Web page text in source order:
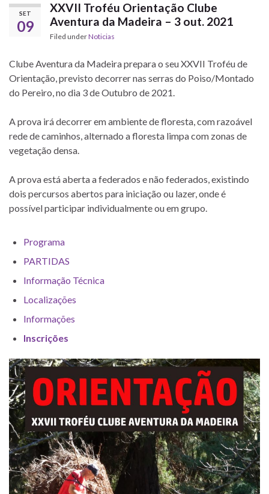
SET
09
XXVII Troféu Orientação Clube
Aventura da Madeira – 3 out. 2021
Filed underNoticias
Clube Aventura da Madeira prepara o seu XXVII Troféu de
Orientação, previsto decorrer nas serras do Poiso/Montado
do Pereiro, no dia 3 de Outubro de 2021.
A prova irá decorrer em ambiente de floresta, com razoável
rede de caminhos, alternado a floresta limpa com zonas de
vegetação densa.
A prova está aberta a federados e não federados, existindo
dois percursos abertos para iniciação ou lazer, onde é
possível participar individualmente ou em grupo.
Programa
PARTIDAS
Informação Técnica
Localizações
Informações
Inscrições